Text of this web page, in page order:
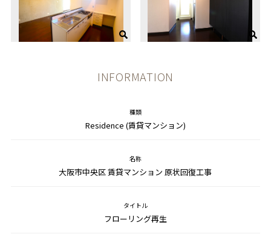
INFORMATION
種類
Residence (賃貸マンション)
名称
大阪市中央区 賃貸マンション 原状回復工事
タイトル
フローリング再生